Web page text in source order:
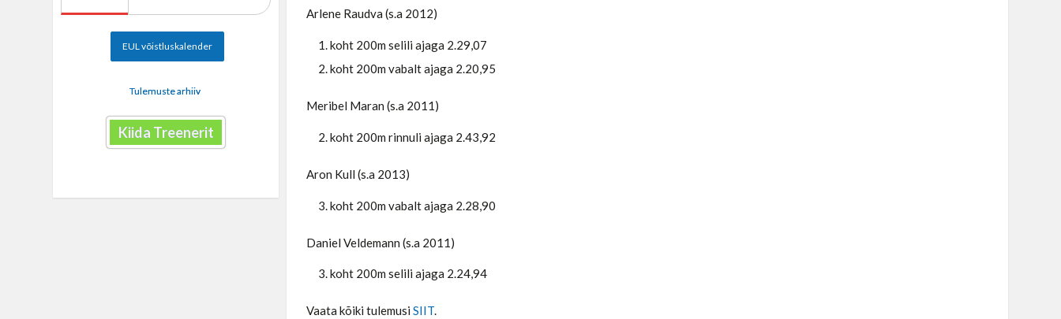
Arlene Raudva (s.a 2012)
koht 200m selili ajaga 2.29,07
koht 200m vabalt ajaga 2.20,95
Meribel Maran (s.a 2011)
koht 200m rinnuli ajaga 2.43,92
Aron Kull (s.a 2013)
koht 200m vabalt ajaga 2.28,90
Daniel Veldemann (s.a 2011)
koht 200m selili ajaga 2.24,94
Vaata kõiki tulemusiSIIT.
EUL võistluskalender
Tulemuste arhiiv
Kiida Treenerit